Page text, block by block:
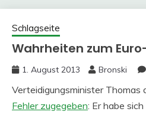
Schlagseite
Wahrheiten zum
1. August 2013 Bronski
Verteidigungsminister Thomas
Fehler zugegeben: Er habe